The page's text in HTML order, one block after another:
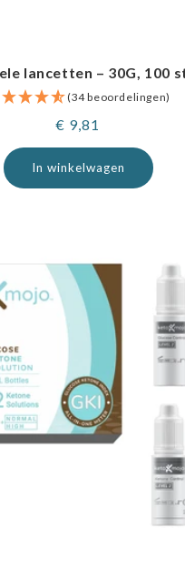
lancetten – 30G, 100
(34 beoordelingen)
Normale
prijs
€ 9,81
In winkelwagen